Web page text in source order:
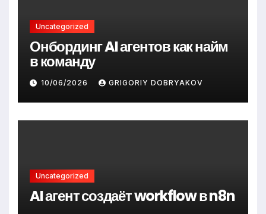
Uncategorized
Онбординг AI агентов как найм
в команду
10/06/2026 GRIGORIY DOBRYAKOV
Uncategorized
AI агент создаёт workflow в n8n